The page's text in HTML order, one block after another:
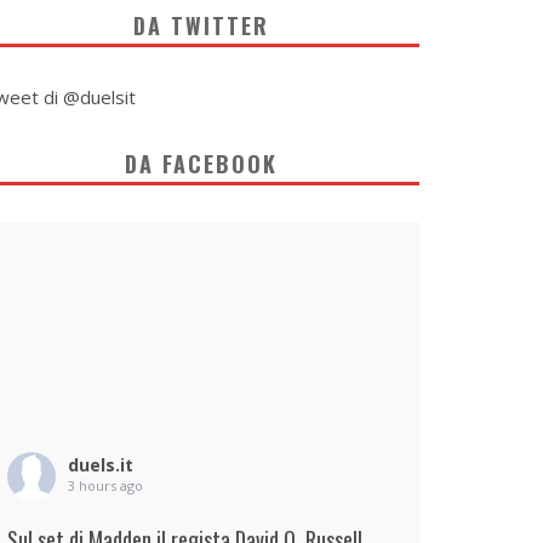
DA TWITTER
di @duelsit
DA FACEBOOK
duels.it
3 hours ago